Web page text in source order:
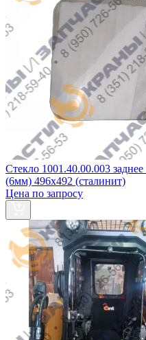
Стекло 1001.40.00.003
(6мм) 496х492 (сталинит)
Цена по запросу